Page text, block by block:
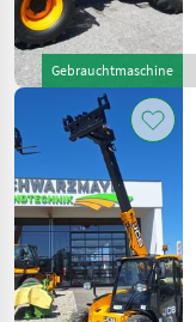
Gebrauchtmaschine